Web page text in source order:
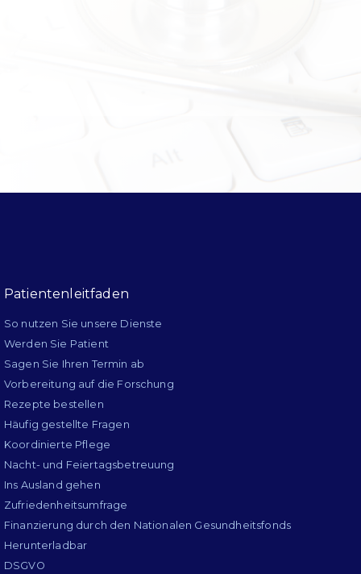
Patientenleitfaden
So nutzen Sie unsere Dienste
Werden Sie Patient
Sagen Sie Ihren Termin ab
Vorbereitung auf die Forschung
Rezepte bestellen
Häufig gestellte Fragen
Koordinierte Pflege
Nacht- und Feiertagsbetreuung
Ins Ausland gehen
Zufriedenheitsumfrage
Finanzierung durch den Nationalen Gesundheitsfonds
Herunterladbar
DSGVO